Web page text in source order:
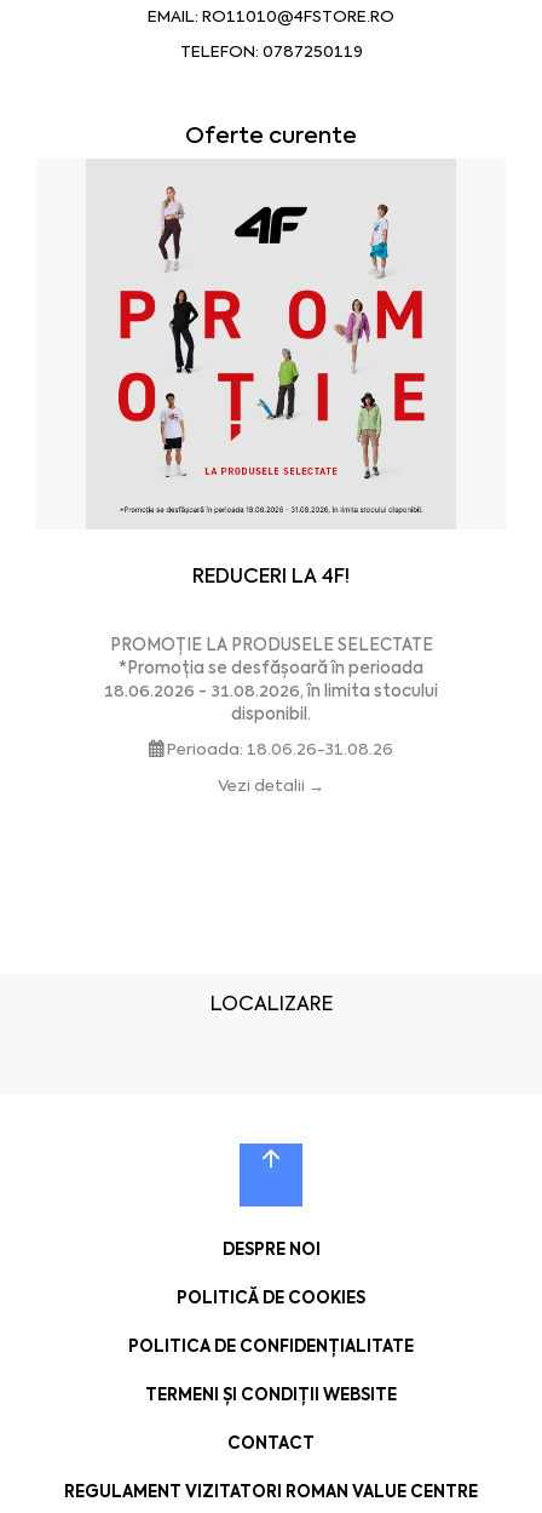
EMAIL: RO11010@4FSTORE.RO
TELEFON: 0787250119
Oferte curente
REDUCERI LA 4F!
PROMOȚIE LA PRODUSELE SELECTATE
*Promoția se desfășoară în perioada
18.06.2026 - 31.08.2026, în limita stocului
disponibil.
Perioada: 18.06.26-31.08.26
Vezi detalii­ →
LOCALIZARE
DESPRE NOI
POLITICĂ DE COOKIES
POLITICA DE CONFIDENȚIALITATE
TERMENI ȘI CONDIȚII WEBSITE
CONTACT
REGULAMENT VIZITATORI ROMAN VALUE CENTRE